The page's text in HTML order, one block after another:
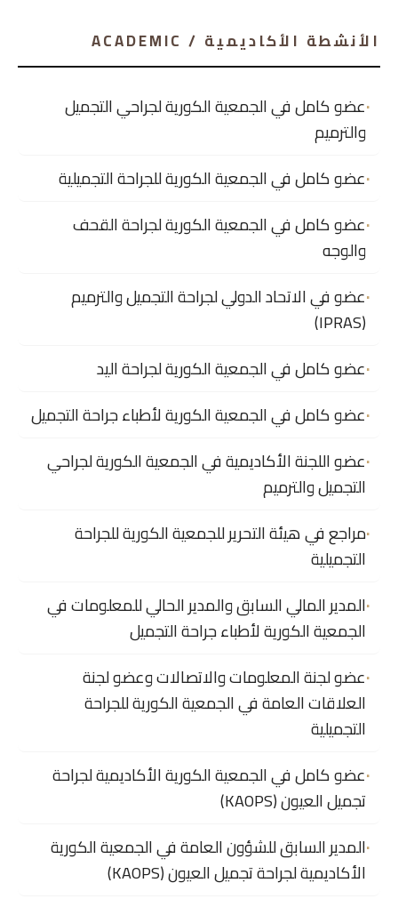
الأنشطة الأكاديمية / ACADEMIC
عضو كامل في الجمعية الكورية لجراحي التجميل
والترميم
عضو كامل في الجمعية الكورية للجراحة التجميلية
عضو كامل في الجمعية الكورية لجراحة القحف
والوجه
عضو في الاتحاد الدولي لجراحة التجميل والترميم
(IPRAS)
عضو كامل في الجمعية الكورية لجراحة اليد
عضو كامل في الجمعية الكورية لأطباء جراحة التجميل
عضو اللجنة الأكاديمية في الجمعية الكورية لجراحي
التجميل والترميم
مراجع في هيئة التحرير للجمعية الكورية للجراحة
التجميلية
المدير المالي السابق والمدير الحالي للمعلومات في
الجمعية الكورية لأطباء جراحة التجميل
عضو لجنة المعلومات والاتصالات وعضو لجنة
العلاقات العامة في الجمعية الكورية للجراحة
التجميلية
عضو كامل في الجمعية الكورية الأكاديمية لجراحة
تجميل العيون (KAOPS)
المدير السابق للشؤون العامة في الجمعية الكورية
الأكاديمية لجراحة تجميل العيون (KAOPS)